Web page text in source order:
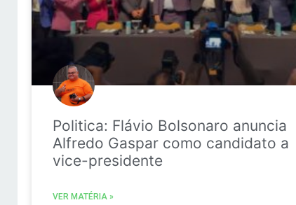
Politica: Flávio Bolsonaro anuncia
Alfredo Gaspar como candidato a
vice-presidente
VER MATÉRIA »